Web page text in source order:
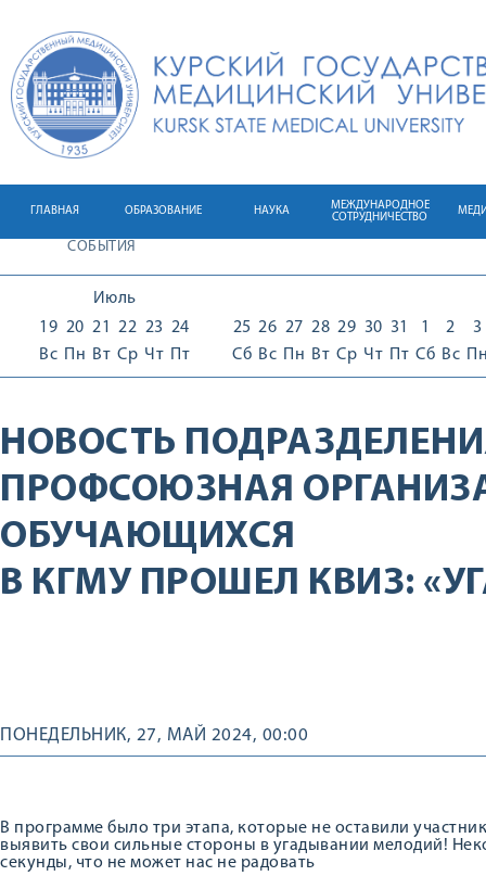
ГЛАВНАЯ ОБРАЗОВАНИЕ НАУКА
МЕЖДУНАРОДНОЕ
СОТРУДНИЧЕСТВО
СОБЫТИЯ
Июль
19
Вс
20
Пн
21
Вт
22
Ср
23
Чт
24
Пт
25
Сб
26
Вс
27
Пн
28
Вт
29
Ср
30
Чт
31
Пт
1
Сб
2
Вс
3
НОВОСТЬ
ПРОФСОЮЗНАЯ
ОБУЧАЮЩИХСЯ
В КГМУ ПРОШЕЛ КВИЗ:
ПОНЕДЕЛЬНИК, 27, МАЙ 2024, 00:00
В программе было три этапа, которые не оставили
выявить свои сильные стороны в угадывании мелодий!
секунды, что не может нас не радовать